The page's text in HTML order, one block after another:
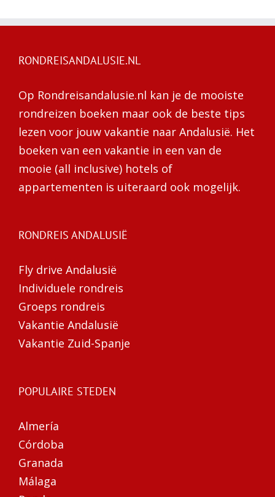
RONDREISANDALUSIE.NL
Op Rondreisandalusie.nl kan je de mooiste
rondreizen boeken maar ook de beste tips
lezen voor jouw vakantie naar Andalusië. Het
boeken van een vakantie in een van de
mooie (all inclusive) hotels of
appartementen is uiteraard ook mogelijk.
RONDREIS ANDALUSIË
Fly drive Andalusië
Individuele rondreis
Groeps rondreis
Vakantie Andalusië
Vakantie Zuid-Spanje
POPULAIRE STEDEN
Almería
Córdoba
Granada
Málaga